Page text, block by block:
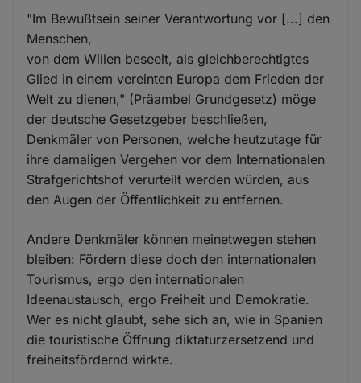
"Im Bewußtsein seiner Verantwortung vor [...] den
Menschen,
von dem Willen beseelt, als gleichberechtigtes
Glied in einem vereinten Europa dem Frieden der
Welt zu dienen," (Präambel Grundgesetz) möge
der deutsche Gesetzgeber beschließen,
Denkmäler von Personen, welche heutzutage für
ihre damaligen Vergehen vor dem Internationalen
Strafgerichtshof verurteilt werden würden, aus
den Augen der Öffentlichkeit zu entfernen.
Andere Denkmäler können meinetwegen stehen
bleiben: Fördern diese doch den internationalen
Tourismus, ergo den internationalen
Ideenaustausch, ergo Freiheit und Demokratie.
Wer es nicht glaubt, sehe sich an, wie in Spanien
die touristische Öffnung diktaturzersetzend und
freiheitsfördernd wirkte.